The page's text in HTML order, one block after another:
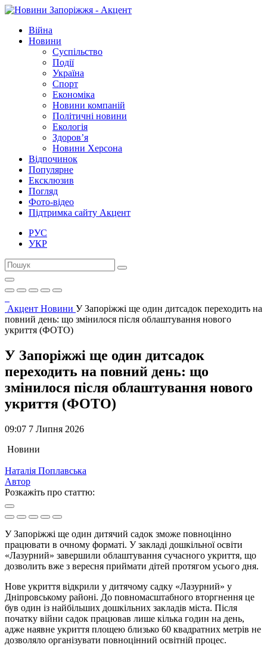
Війна
Новини
Суспільство
Події
Україна
Спорт
Економіка
Новини компаній
Політичні новини
Екологія
Здоров’я
Новини Херсона
Відпочинок
Популярне
Ексклюзив
Погляд
Фото-відео
Підтримка сайту Акцент
РУС
УКР
Акцент Новини У Запоріжжі ще один дитсадок переходить на
повний день: що змінилося після облаштування нового
укриття (ФОТО)
У Запоріжжі ще один дитсадок
переходить на повний день: що
змінилося після облаштування нового
укриття (ФОТО)
09:07 7 Липня 2026
Новини
Наталія Поплавська
Автор
Розкажіть про статтю:
У Запоріжжі ще один дитячий садок зможе повноцінно
працювати в очному форматі. У закладі дошкільної освіти
«Лазурний» завершили облаштування сучасного укриття, що
дозволить вже з вересня приймати дітей протягом усього дня.
Нове укриття відкрили у дитячому садку «Лазурний» у
Дніпровському районі. До повномасштабного вторгнення це
був один із найбільших дошкільних закладів міста. Після
початку війни садок працював лише кілька годин на день,
адже наявне укриття площею близько 60 квадратних метрів не
дозволяло організувати повноцінний освітній процес.